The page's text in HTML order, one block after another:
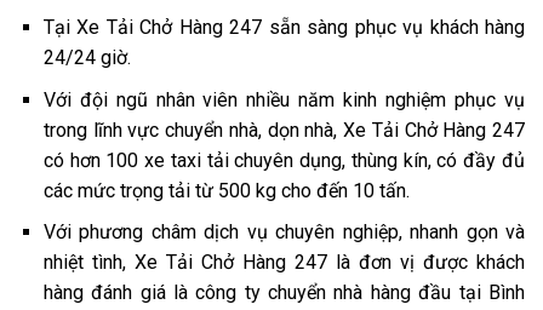
Tại Xe Tải Chở Hàng 247 sẵn sàng phục vụ khách hàng
24/24 giờ.
Với đội ngũ nhân viên nhiều năm kinh nghiệm phục vụ
trong lĩnh vực chuyển nhà, dọn nhà, Xe Tải Chở Hàng 247
có hơn 100 xe taxi tải chuyên dụng, thùng kín, có đầy đủ
các mức trọng tải từ 500 kg cho đến 10 tấn.
Với phương châm dịch vụ chuyên nghiệp, nhanh gọn và
nhiệt tình, Xe Tải Chở Hàng 247 là đơn vị được khách
hàng đánh giá là công ty chuyển nhà hàng đầu tại Bình